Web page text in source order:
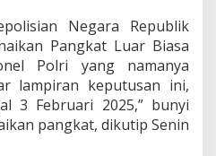
Negara Republik
Pangkat Luar Biasa
Polri yang namanya
lampiran keputusan ini,
3 Februari 2025,” bunyi
pangkat, dikutip Senin